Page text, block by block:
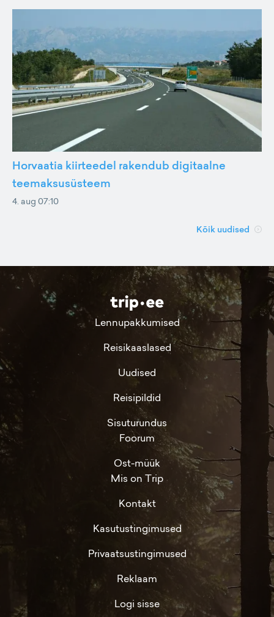
Horvaatia kiirteedel rakendub digitaalne
teemaksusüsteem
4. aug 07:10
Kõik uudised
Lennupakkumised
Reisikaaslased
Uudised
Reisipildid
Sisuturundus
Foorum
Ost-müük
Mis on Trip
Kontakt
Kasutustingimused
Privaatsustingimused
Reklaam
Logi sisse